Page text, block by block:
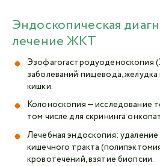
Эндоскопическая
лечение ЖКТ
Эзофагогастродуоденоскопия
заболеваний пищевода,
кишки.
Колоноскопия — исследование
том числе для скрининга
Лечебная эндоскопия:
кишечного тракта
кровотечений, взятие биопсии.
Я не
Отправляя данную форму,я
обработку персональных